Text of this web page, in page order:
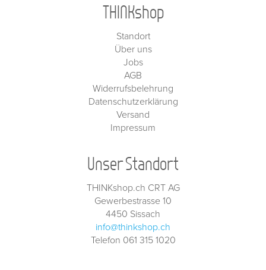
THINKshop
Standort
Über uns
Jobs
AGB
Widerrufsbelehrung
Datenschutzerklärung
Versand
Impressum
Unser Standort
THINKshop.ch CRT AG
Gewerbestrasse 10
4450 Sissach
info@thinkshop.ch
Telefon 061 315 1020